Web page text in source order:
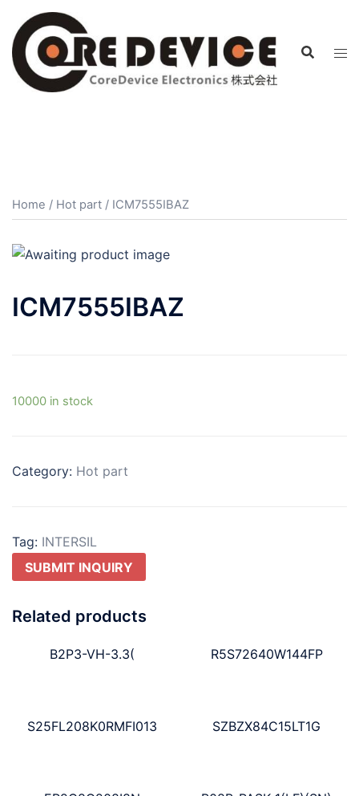
Home / Hot part / ICM7555IBAZ
ICM7555IBAZ
10000 in stock
Category: Hot part
Tag: INTERSIL
SUBMIT INQUIRY
Related products
B2P3-VH-3.3( R5S72640W144FP
S25FL208K0RMFI013 SZBZX84C15LT1G